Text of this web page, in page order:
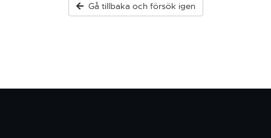
Gå tillbaka och försök igen